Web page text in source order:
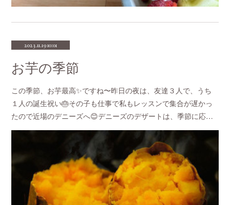
2023.11.19 10:01
お芋の季節
この季節、お芋最高✨ですね〜昨日の夜は、友達３人で、うち
１人の誕生祝い🎂その子も仕事で私もレッスンで集合が遅かっ
たので近場のデニーズへ😊デニーズのデザートは、季節に応…